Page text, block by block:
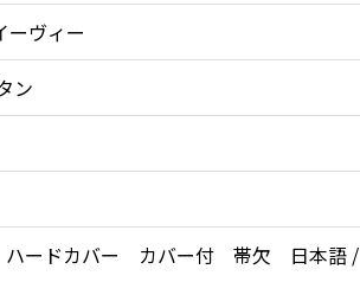
ヴィー
ン
ードカバー カバー付 帯欠 日本語 /